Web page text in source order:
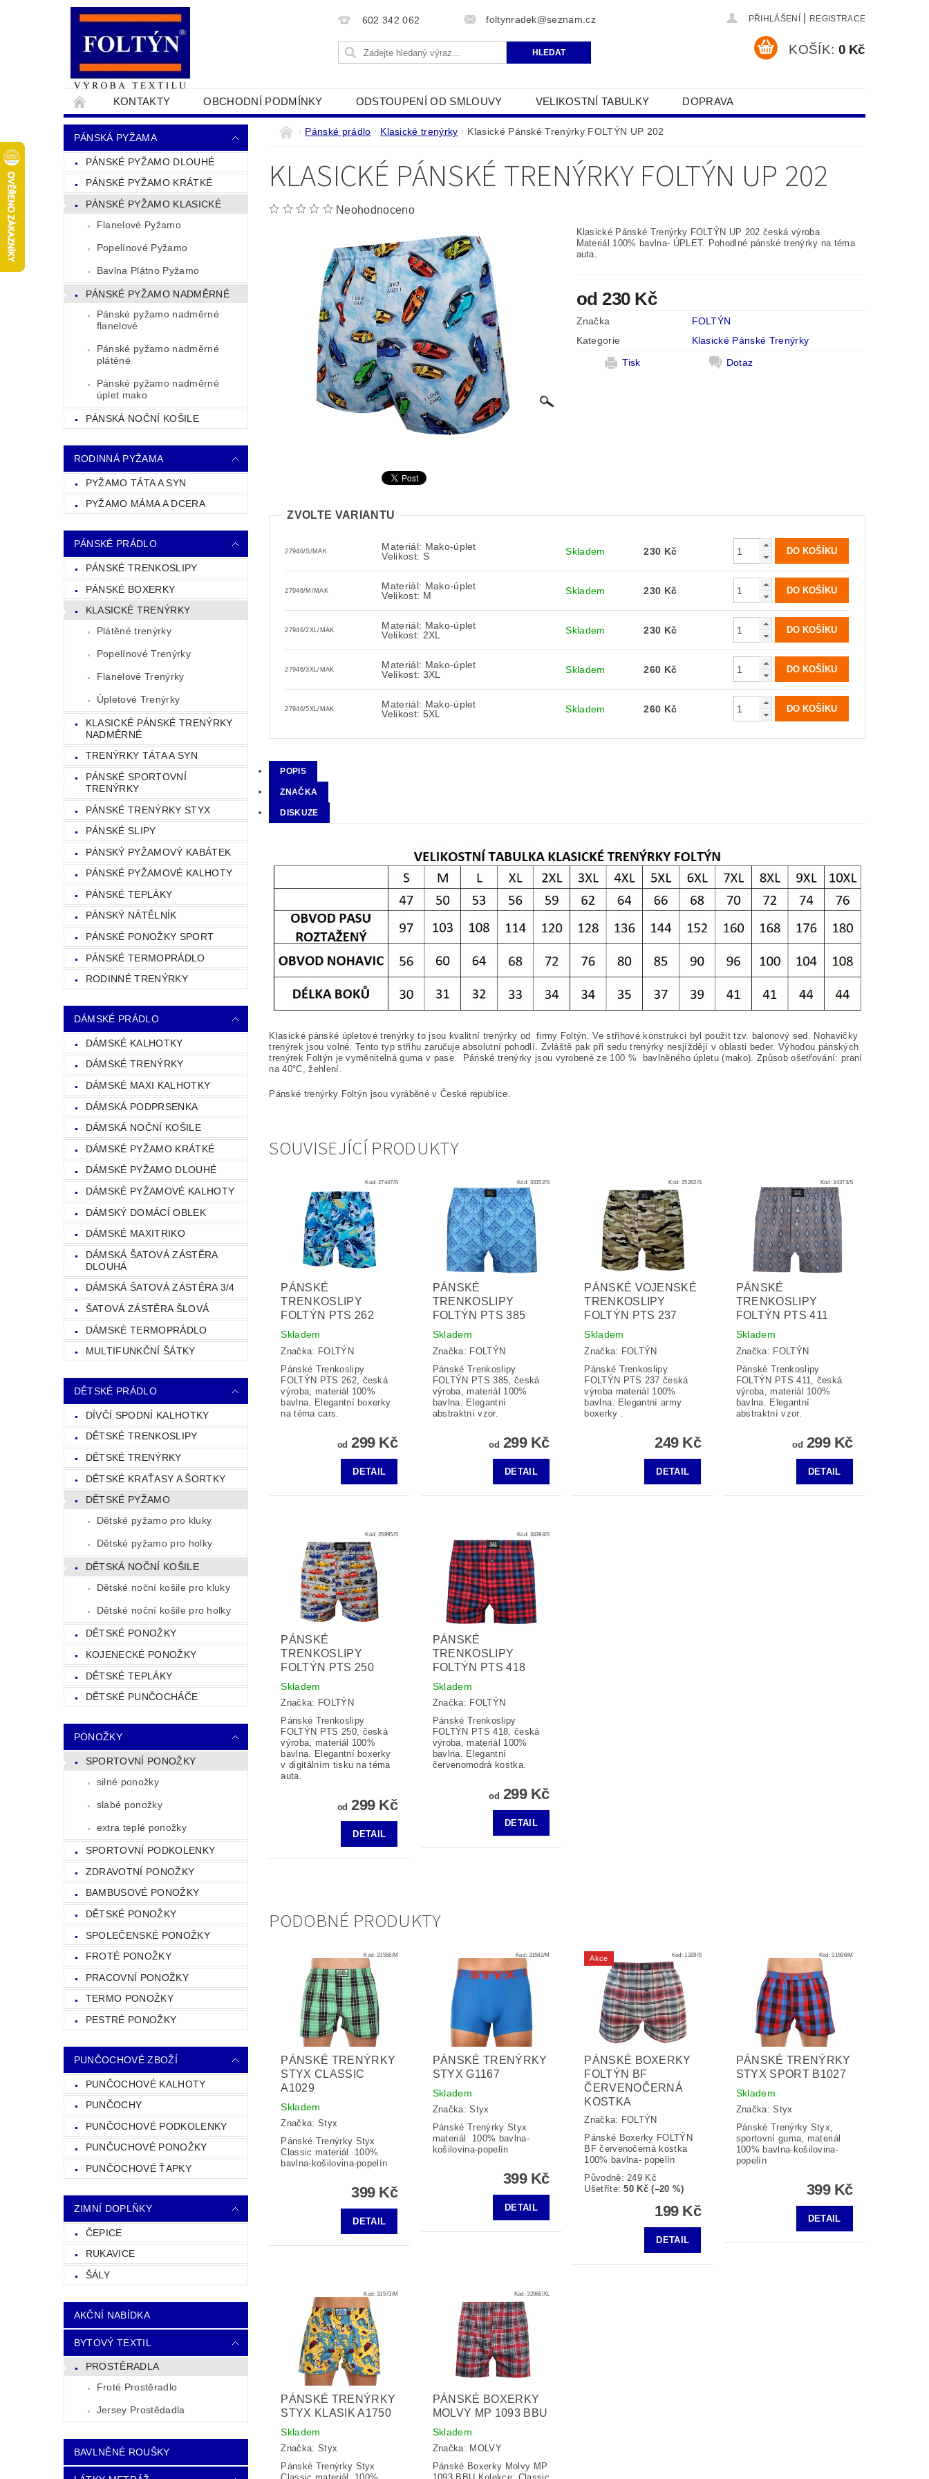
602 342 062 foltynradek@seznam.cz PŘIHLÁŠENÍ REGISTRACE
KOŠÍK: 0 Kč
KONTAKTY OBCHODNÍ PODMÍNKY ODSTOUPENÍ OD SMLOUVY VELIKOSTNÍ TABULKY DOPRAVA
PRO OBCHODNÍKY NAPIŠTE NÁM JAK POUŽÍVÁME COOKIES PODMÍNKY OCHRANY OSOBNÍCH ÚDAJŮ
PÁNSKÁ PYŽAMA
PÁNSKÉ PYŽAMO DLOUHÉ
PÁNSKÉ PYŽAMO KRÁTKÉ
PÁNSKÉ PYŽAMO KLASICKÉ
Flanelové Pyžamo
Popelínové Pyžamo
Bavlna Plátno Pyžamo
PÁNSKÉ PYŽAMO NADMĚRNÉ
Pánské pyžamo nadměrné
flanelové
Pánské pyžamo nadměrné
plátěné
Pánské pyžamo nadměrné
úplet mako
PÁNSKÁ NOČNÍ KOŠILE
RODINNÁ PYŽAMA
PYŽAMO TÁTA A SYN
PYŽAMO MÁMA A DCERA
PÁNSKÉ PRÁDLO
PÁNSKÉ TRENKOSLIPY
PÁNSKÉ BOXERKY
KLASICKÉ TRENÝRKY
Plátěné trenýrky
Popelínové Trenýrky
Flanelové Trenýrky
Úpletové Trenýrky
KLASICKÉ PÁNSKÉ TRENÝRKY
NADMĚRNÉ
TRENÝRKY TÁTA A SYN
PÁNSKÉ SPORTOVNÍ
TRENÝRKY
PÁNSKÉ TRENÝRKY STYX
PÁNSKÉ SLIPY
PÁNSKÝ PYŽAMOVÝ KABÁTEK
PÁNSKÉ PYŽAMOVÉ KALHOTY
PÁNSKÉ TEPLÁKY
PÁNSKÝ NÁTĚLNÍK
PÁNSKÉ PONOŽKY SPORT
PÁNSKÉ TERMOPRÁDLO
RODINNÉ TRENÝRKY
DÁMSKÉ PRÁDLO
DÁMSKÉ KALHOTKY
DÁMSKÉ TRENÝRKY
DÁMSKÉ MAXI KALHOTKY
DÁMSKÁ PODPRSENKA
DÁMSKÁ NOČNÍ KOŠILE
DÁMSKÉ PYŽAMO KRÁTKÉ
DÁMSKÉ PYŽAMO DLOUHÉ
DÁMSKÉ PYŽAMOVÉ KALHOTY
DÁMSKÝ DOMÁCÍ OBLEK
DÁMSKÉ MAXITRIKO
DÁMSKÁ ŠATOVÁ ZÁSTĚRA
DLOUHÁ
DÁMSKÁ ŠATOVÁ ZÁSTĚRA 3/4
ŠATOVÁ ZÁSTĚRA ŠLOVÁ
DÁMSKÉ TERMOPRÁDLO
MULTIFUNKČNÍ ŠÁTKY
DĚTSKÉ PRÁDLO
DÍVČÍ SPODNÍ KALHOTKY
DĚTSKÉ TRENKOSLIPY
DĚTSKÉ TRENÝRKY
DĚTSKÉ KRAŤASY A ŠORTKY
DĚTSKÉ PYŽAMO
Dětské pyžamo pro kluky
Dětské pyžamo pro holky
DĚTSKÁ NOČNÍ KOŠILE
Dětské noční košile pro kluky
Dětské noční košile pro holky
DĚTSKÉ PONOŽKY
KOJENECKÉ PONOŽKY
DĚTSKÉ TEPLÁKY
DĚTSKÉ PUNČOCHÁČE
PONOŽKY
SPORTOVNÍ PONOŽKY
silné ponožky
slabé ponožky
extra teplé ponožky
SPORTOVNÍ PODKOLENKY
ZDRAVOTNÍ PONOŽKY
BAMBUSOVÉ PONOŽKY
DĚTSKÉ PONOŽKY
SPOLEČENSKÉ PONOŽKY
FROTÉ PONOŽKY
PRACOVNÍ PONOŽKY
TERMO PONOŽKY
PESTRÉ PONOŽKY
PUNČOCHOVÉ ZBOŽÍ
PUNČOCHOVÉ KALHOTY
PUNČOCHY
PUNČOCHOVÉ PODKOLENKY
PUNČUCHOVÉ PONOŽKY
PUNČOCHOVÉ ŤAPKY
ZIMNÍ DOPLŇKY
ČEPICE
RUKAVICE
ŠÁLY
AKČNÍ NABÍDKA
BYTOVÝ TEXTIL
PROSTĚRADLA
Froté Prostěradlo
Jersey Prostědadla
BAVLNĚNÉ ROUŠKY
Pánské prádlo Klasické trenýrky Klasické Pánské Trenýrky FOLTÝN UP 202
KLASICKÉ PÁNSKÉ TRENÝRKY FOLTÝN UP 202
Neohodnoceno
Klasické Pánské Trenýrky FOLTÝN UP 202 česká výroba
Materiál 100% bavlna- ÚPLET. Pohodlné pánské trenýrky na téma
auta.
od 230 Kč
Značka
FOLTÝN
Kategorie
Klasické Pánské Trenýrky
Tisk
Dotaz
ZVOLTE VARIANTU
27946/S/MAK
Materiál: Mako-úplet
Velikost: S
Skladem 230 Kč
27946/M/MAK
Materiál: Mako-úplet
Velikost: M
Skladem 230 Kč
27946/2XL/MAK
Materiál: Mako-úplet
Velikost: 2XL
Skladem 230 Kč
27946/3XL/MAK
Materiál: Mako-úplet
Velikost: 3XL
Skladem 260 Kč
27946/5XL/MAK
Materiál: Mako-úplet
Velikost: 5XL
Skladem 260 Kč
POPIS
ZNAČKA
DISKUZE
Klasické pánské úpletové trenýrky to jsou kvalitní trenýrky od firmy Foltýn. Ve střihové konstrukci byl použit tzv. balonový sed. Nohavičky
trenýrek jsou volné. Tento typ střihu zaručuje absolutní pohodlí. Zvláště pak při sedu trenýrky nesjíždějí v oblasti beder. Výhodou pánských
trenýrek Foltýn je vyměnitelná guma v pase. Pánské trenýrky jsou vyrobené ze 100 % bavlněného úpletu (mako). Způsob ošetřování: praní
na40°C, žehlení.
Pánské trenýrky Foltýn jsou vyráběné v České republice.
SOUVISEJÍCÍ PRODUKTY
Kód:27447/S
PÁNSKÉ
TRENKOSLIPY
FOLTÝN PTS 262
Skladem
Značka: FOLTÝN
Pánské Trenkoslipy
FOLTÝN PTS 262, česká
výroba, materiál 100%
bavlna. Elegantní boxerky
na téma cars.
od 299 Kč
DETAIL
Kód: 33152/S
PÁNSKÉ
TRENKOSLIPY
FOLTÝN PTS 385
Skladem
Značka: FOLTÝN
Pánské Trenkoslipy
FOLTÝN PTS 385, česká
výroba, materiál 100%
bavlna. Elegantní
abstraktní vzor.
od 299 Kč
DETAIL
Kód: 25262/S
PÁNSKÉ VOJENSKÉ
TRENKOSLIPY
FOLTÝN PTS 237
Skladem
Značka: FOLTÝN
Pánské Trenkoslipy
FOLTÝN PTS 237 česká
výroba materiál 100%
bavlna. Elegantní army
boxerky .
249 Kč
DETAIL
Kód:34373/S
PÁNSKÉ
TRENKOSLIPY
FOLTÝN PTS 411
Skladem
Značka: FOLTÝN
Pánské Trenkoslipy
FOLTÝN PTS 411, česká
výroba, materiál 100%
bavlna. Elegantní
abstraktní vzor.
od 299 Kč
DETAIL
Kód:26895/S
PÁNSKÉ
TRENKOSLIPY
FOLTÝN PTS 250
Skladem
Značka: FOLTÝN
Pánské Trenkoslipy
FOLTÝN PTS 250, česká
výroba, materiál 100%
bavlna. Elegantní boxerky
v digitálním tisku na téma
auta.
od 299 Kč
DETAIL
Kód: 34394/S
PÁNSKÉ
TRENKOSLIPY
FOLTÝN PTS 418
Skladem
Značka: FOLTÝN
Pánské Trenkoslipy
FOLTÝN PTS 418, česká
výroba, materiál 100%
bavlna. Elegantní
červenomodrá kostka.
od 299 Kč
DETAIL
PODOBNÉ PRODUKTY
Kód:31558/M
PÁNSKÉ TRENÝRKY
STYX CLASSIC
A1029
Skladem
Značka: Styx
Pánské Trenýrky Styx
Classic materiál 100%
bavlna-košilovina-popelín
399 Kč
DETAIL
Kód: 31582/M
PÁNSKÉ TRENÝRKY
STYX G1167
Skladem
Značka:Styx
Pánské Trenýrky Styx
materiál 100% bavlna-
košilovina-popelín
399 Kč
DETAIL
Akce Kód:1329/S
PÁNSKÉ BOXERKY
FOLTÝN BF
ČERVENOČERNÁ
KOSTKA
Značka: FOLTÝN
Pánské Boxerky FOLTÝN
BF červenočerná kostka
100% bavlna- popelín
Původně: 249 Kč
Ušetříte:50 Kč (–20 %)
199 Kč
DETAIL
Kód:31606/M
PÁNSKÉ TRENÝRKY
STYX SPORT B1027
Skladem
Značka:Styx
Pánské Trenýrky Styx,
sportovní guma, materiál
100% bavlna-košilovina-
popelín
399 Kč
DETAIL
Kód:31573/M
PÁNSKÉ TRENÝRKY
STYX KLASIK A1750
Skladem
Značka: Styx
Pánské Trenýrky Styx
Kód:32966/XL
PÁNSKÉ BOXERKY
MOLVY MP 1093 BBU
Skladem
Značka: MOLVY
Pánské Boxerky Molvy MP